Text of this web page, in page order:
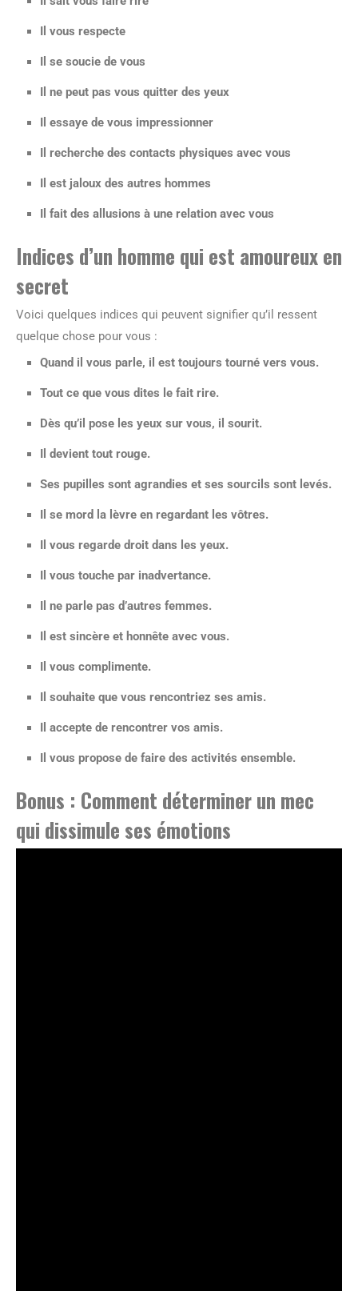
Il vous respecte
Il se soucie de vous
Il ne peut pas vous quitter des yeux
Il essaye de vous impressionner
Il recherche des contacts physiques avec vous
Il est jaloux des autres hommes
Il fait des allusions à une relation avec vous
Indices d’un homme qui est amoureux en
secret
Voici quelques indices qui peuvent signifier qu’il ressent
quelque chose pour vous :
Quand il vous parle, il est toujours tourné vers vous.
Tout ce que vous dites le fait rire.
Dès qu’il pose les yeux sur vous, il sourit.
Il devient tout rouge.
Ses pupilles sont agrandies et ses sourcils sont levés.
Il se mord la lèvre en regardant les vôtres.
Il vous regarde droit dans les yeux.
Il vous touche par inadvertance.
Il ne parle pas d’autres femmes.
Il est sincère et honnête avec vous.
Il vous complimente.
Il souhaite que vous rencontriez ses amis.
Il accepte de rencontrer vos amis.
Il vous propose de faire des activités ensemble.
Bonus : Comment déterminer un mec
qui dissimule ses émotions